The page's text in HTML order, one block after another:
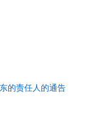
的责任人的通告